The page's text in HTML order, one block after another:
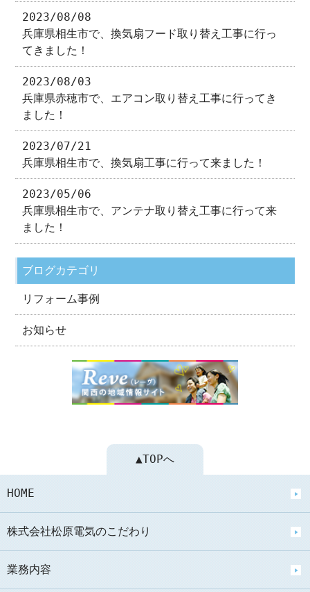
2023/08/08
兵庫県相生市で、換気扇フード取り替え工事に行っ
てきました！
2023/08/03
兵庫県赤穂市で、エアコン取り替え工事に行ってき
ました！
2023/07/21
兵庫県相生市で、換気扇工事に行って来ました！
2023/05/06
兵庫県相生市で、アンテナ取り替え工事に行って来
ました！
ブログカテゴリ
リフォーム事例
お知らせ
▲TOPへ
HOME
株式会社松原電気のこだわり
業務内容